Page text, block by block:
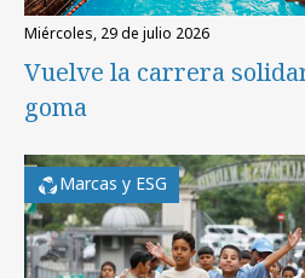
miércoles, 29 de julio 2026
Vuelve la carrera
goma
Marcas y ESG